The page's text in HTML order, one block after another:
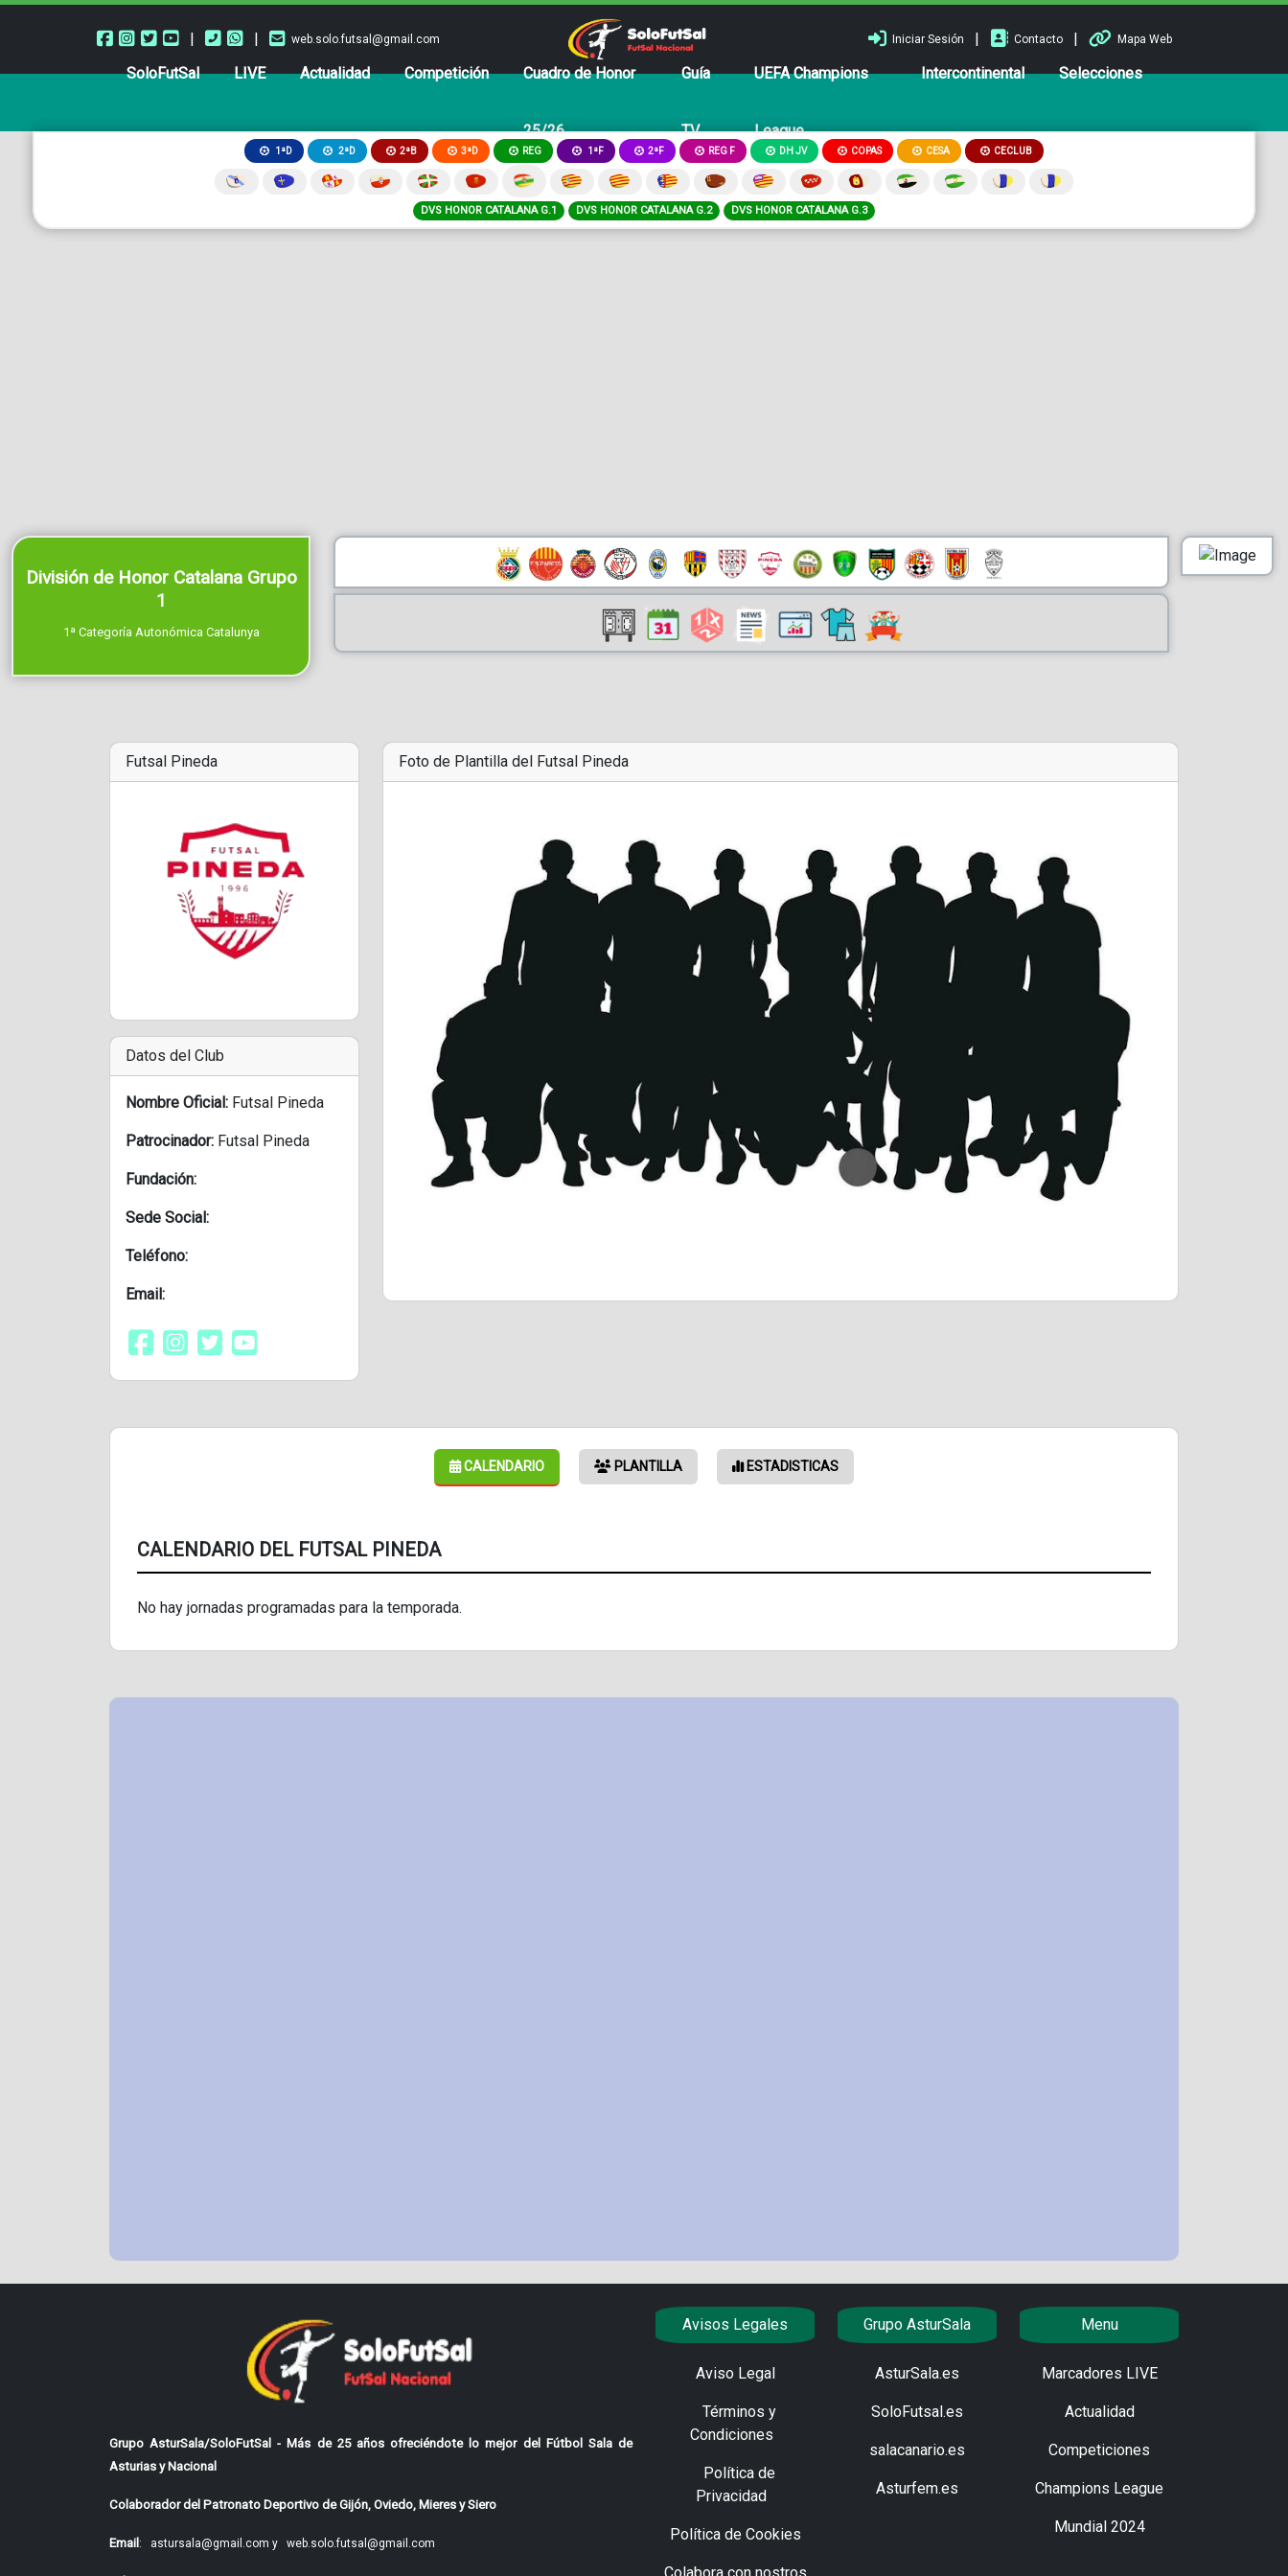
| | web.solo.futsal@gmail.com Iniciar Sesión | Contacto | Mapa Web
SoloFutSal LIVE Actualidad Competición Cuadro de Honor
25/26
Guía
TV
UEFA Champions
League
Intercontinental Selecciones
1ªD 2ªD 2ªB 3ªD REG 1ªF 2ªF REG F DH JV COPAS CESA CECLUB
DVS HONOR CATALANA G.1 DVS HONOR CATALANA G.2 DVS HONOR CATALANA G.3
División de Honor Catalana Grupo
1
1ª Categoría Autonómica Catalunya
Futsal Pineda
Datos del Club
Nombre Oficial: Futsal Pineda
Patrocinador: Futsal Pineda
Fundación:
Sede Social:
Teléfono:
Email:
Foto de Plantilla del Futsal Pineda
CALENDARIO PLANTILLA ESTADISTICAS
CALENDARIO DEL FUTSAL PINEDA
No hay jornadas programadas para la temporada.
Grupo AsturSala/SoloFutSal - Más de 25 años ofreciéndote lo mejor del Fútbol Sala de
Asturias y Nacional
Colaborador del Patronato Deportivo de Gijón, Oviedo, Mieres y Siero
Email : astursala@gmail.com y web.solo.futsal@gmail.com
Avisos Legales
Aviso Legal
Términos y
Condiciones
Política de
Privacidad
Política de Cookies
Grupo AsturSala
AsturSala.es
SoloFutsal.es
salacanario.es
Asturfem.es
Menu
Marcadores LIVE
Actualidad
Competiciones
Champions League
Mundial 2024